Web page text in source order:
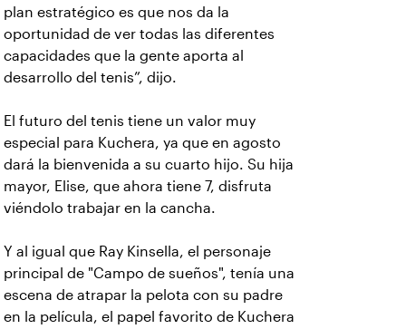
plan estratégico es que nos da la
oportunidad de ver todas las diferentes
capacidades que la gente aporta al
desarrollo del tenis”, dijo.
El futuro del tenis tiene un valor muy
especial para Kuchera, ya que en agosto
dará la bienvenida a su cuarto hijo. Su hija
mayor, Elise, que ahora tiene 7, disfruta
viéndolo trabajar en la cancha.
Y al igual que Ray Kinsella, el personaje
principal de "Campo de sueños", tenía una
escena de atrapar la pelota con su padre
en la película, el papel favorito de Kuchera